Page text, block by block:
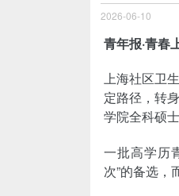
2026-06-10
青年报·青春
上海社区卫
定路径，转
学院全科硕
一批高学历
次”的备选，